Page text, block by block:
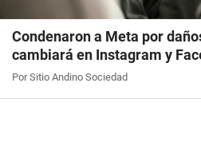
Condenaron a Meta por
cambiará en Instagram y
Por Sitio Andino Sociedad